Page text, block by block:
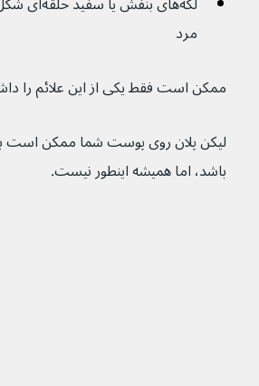
مرد
ممکن است فقط یکی از این علائم را
لیکن پلان روی پوست شما ممکن است
باشد، اما همیشه اینطور نیست.